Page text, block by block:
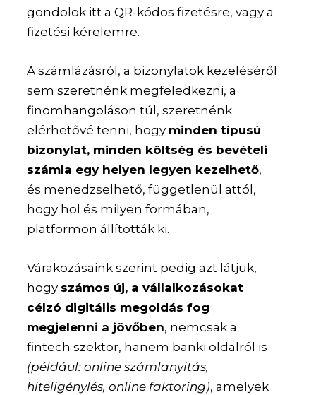
gondolok itt a QR-kódos fizetésre, vagy a
fizetési kérelemre.
A számlázásról, a bizonylatok kezeléséről
sem szeretnénk megfeledkezni, a
finomhangoláson túl, szeretnénk
elérhetővé tenni, hogy minden típusú
bizonylat, minden költség és bevételi
számla egy helyen legyen kezelhető,
és menedzselhető, függetlenül attól,
hogy hol és milyen formában,
platformon állították ki.
Várakozásaink szerint pedig azt látjuk,
hogy számos új, a vállalkozásokat
célzó digitális megoldás fog
megjelenni a jövőben, nemcsak a
fintech szektor, hanem banki oldalról is
(például: online számlanyitás,
hiteligénylés, online faktoring), amelyek